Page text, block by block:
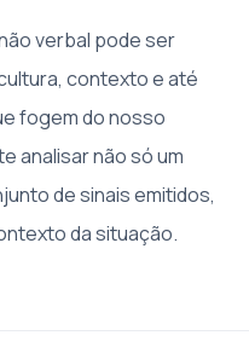
verbal pode ser
contexto e até
fogem do nosso
analisar não só um
de sinais emitidos,
da situação.